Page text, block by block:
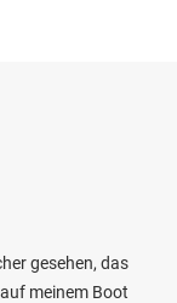
gesehen, das
meinem Boot